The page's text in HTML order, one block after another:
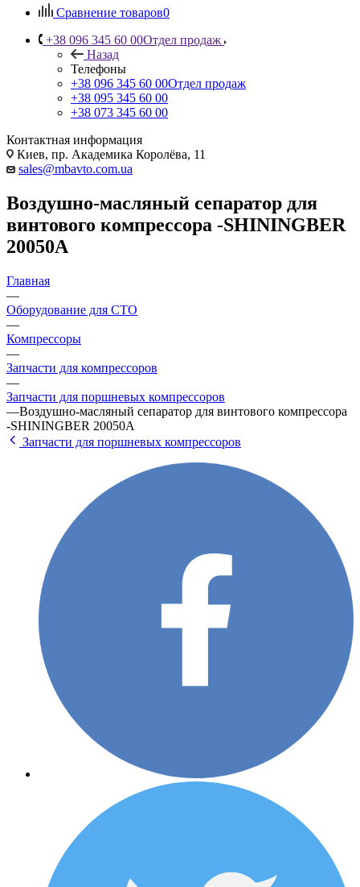
Сравнение товаров0
+38 096 345 60 00Отдел продаж
Назад
Телефоны
+38 096 345 60 00Отдел продаж
+38 095 345 60 00
+38 073 345 60 00
Контактная информация
Киев, пр. Академика Королёва, 11
sales@mbavto.com.ua
Воздушно-масляный сепаратор для
винтового компрессора -SHININGBER
20050A
Главная
—
Оборудование для СТО
—
Компрессоры
—
Запчасти для компрессоров
—
Запчасти для поршневых компрессоров
—Воздушно-масляный сепаратор для винтового компрессора
-SHININGBER 20050A
Запчасти для поршневых компрессоров